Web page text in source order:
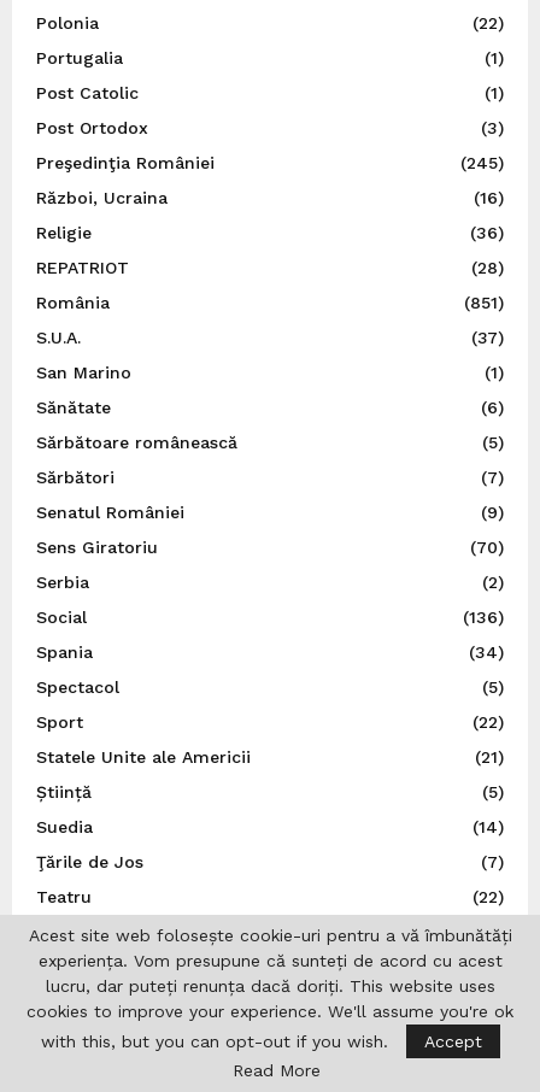
Polonia
(22)
Portugalia
(1)
Post Catolic
(1)
Post Ortodox
(3)
Preşedinţia României
(245)
Război, Ucraina
(16)
Religie
(36)
REPATRIOT
(28)
România
(851)
S.U.A.
(37)
San Marino
(1)
Sănătate
(6)
Sărbătoare românească
(5)
Sărbători
(7)
Senatul României
(9)
Sens Giratoriu
(70)
Serbia
(2)
Social
(136)
Spania
(34)
Spectacol
(5)
Sport
(22)
Statele Unite ale Americii
(21)
Știință
(5)
Suedia
(14)
Ţările de Jos
(7)
Teatru
(22)
Traducător autorizat
(1)
Turcia
(3)
Ucraina
Uncategorized
(167)
Acest site web folosește cookie-uri pentru a vă îmbunătăți
experiența. Vom presupune că sunteți de acord cu acest
lucru, dar puteți renunța dacă doriți. This website uses
cookies to improve your experience. We'll assume you're ok
with this, but you can opt-out if you wish.
Accept
Read More